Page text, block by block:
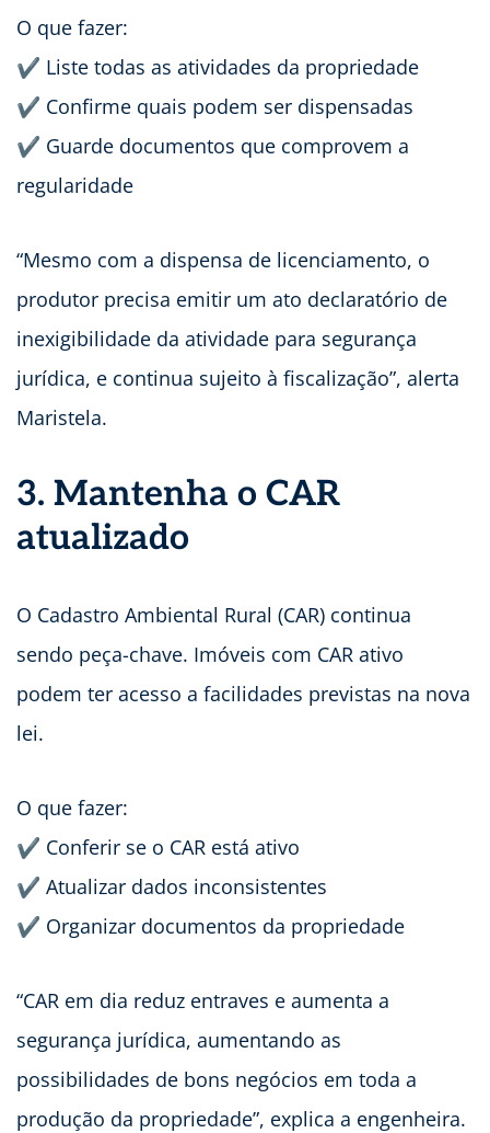
O que fazer:
✔ Liste todas as atividades da propriedade
✔ Confirme quais podem ser dispensadas
✔ Guarde documentos que comprovem a
regularidade
“Mesmo com a dispensa de licenciamento, o
produtor precisa emitir um ato declaratório de
inexigibilidade da atividade para segurança
jurídica, e continua sujeito à fiscalização”, alerta
Maristela.
3. Mantenha o CAR
atualizado
O Cadastro Ambiental Rural (CAR) continua
sendo peça-chave. Imóveis com CAR ativo
podem ter acesso a facilidades previstas na nova
lei.
O que fazer:
✔ Conferir se o CAR está ativo
✔ Atualizar dados inconsistentes
✔ Organizar documentos da propriedade
“CAR em dia reduz entraves e aumenta a
segurança jurídica, aumentando as
possibilidades de bons negócios em toda a
produção da propriedade”, explica a engenheira.